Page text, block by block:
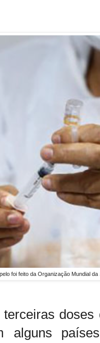
foi feito da Organização Mundial
alguns